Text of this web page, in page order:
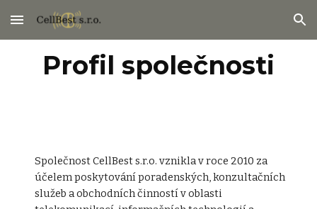
Skip to main content Skip to navigation
Profil společnosti
Společnost CellBest s.r.o. vznikla v roce 2010 za
účelem poskytování poradenských, konzultačních
služeb a obchodních činností v oblasti